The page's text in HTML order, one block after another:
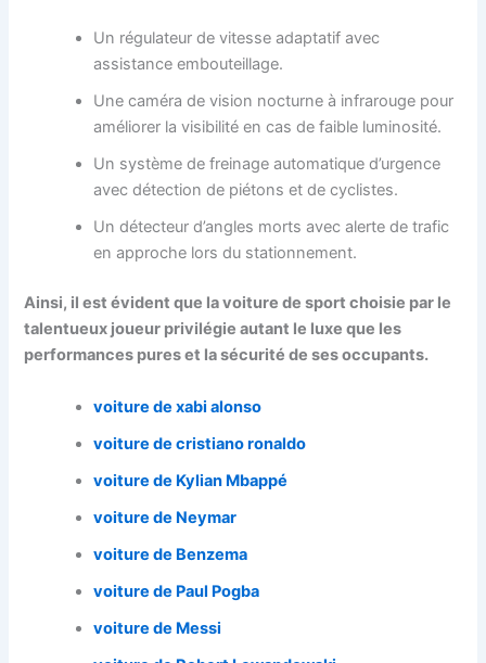
Un régulateur de vitesse adaptatif avec
assistance embouteillage.
Une caméra de vision nocturne à infrarouge pour
améliorer la visibilité en cas de faible luminosité.
Un système de freinage automatique d’urgence
avec détection de piétons et de cyclistes.
Un détecteur d’angles morts avec alerte de trafic
en approche lors du stationnement.
Ainsi, il est évident que la voiture de sport choisie par le
talentueux joueur privilégie autant le luxe que les
performances pures et la sécurité de ses occupants.
voiture de xabi alonso
voiture de cristiano ronaldo
voiture de Kylian Mbappé
voiture de Neymar
voiture de Benzema
voiture de Paul Pogba
voiture de Messi